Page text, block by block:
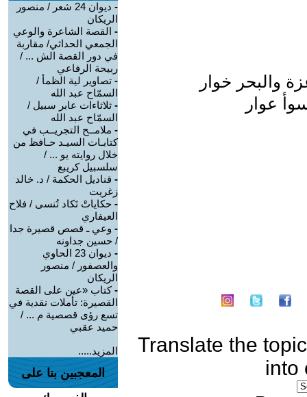
والبحر خوار
عوار
Translate the topic
into
-
ديوان 24 شعر / منصور
الريكان
- القصة الشاعرة والوعي
الجمعي الحداثي/ مقاربة
في دور القصة الش ... /
ربيحة الرفاعي
- تصاوير لية الظمأ /
السمّاح عبد الله
- ثلاثاءات عابر سبيل /
السمّاح عبد الله
- ملامــح التجريــب في
كتابـات السيـد حـافظ من
خلال روايته يو ... /
سلسبيل كريبع
- قناديل الحكمة / د. خالد
زغريت
- حكاياتْ تَكاد تُنسى / فلاح
العيفاري
- وعي ـ قصص قصيرة جدا
/ حسين جداونه
-
ديوان 23 الحاوي
والعصفور / منصور
الريكان
-كتاب «عين على القصة
القصيرة: تأملات نقدية في
تسع رؤى قصصية م ... /
حميد عقبي
المزيد.....
المعجبين بنا على